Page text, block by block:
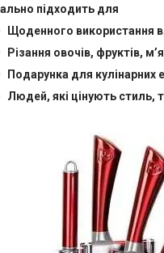
підходить для
Щоденного використання
Різання овочів, фруктів,
Подарунка для кулінарних
Людей, які цінують стиль,